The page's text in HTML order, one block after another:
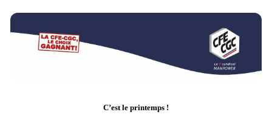
C’est le printemps !